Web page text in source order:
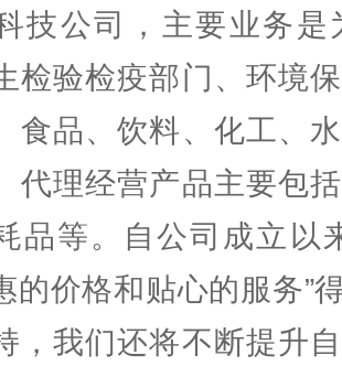
技公司，主要业务
检验检疫部门、环境
食品、饮料、化工、
代理经营产品主要包
品等。自公司成立以
的价格和贴心的服务”
，我们还将不断提升